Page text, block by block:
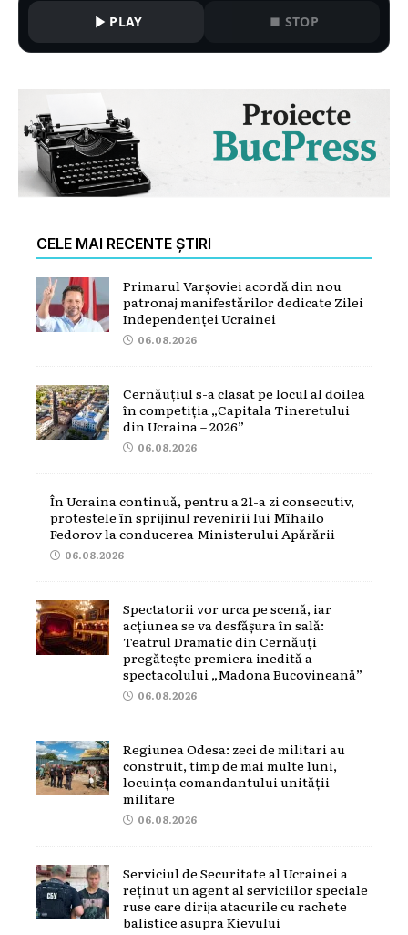
PLAY STOP
CELE MAI RECENTE ȘTIRI
Primarul Varșoviei acordă din nou
patronaj manifestărilor dedicate Zilei
Independenței Ucrainei
06.08.2026
Cernăuțiul s-a clasat pe locul al doilea
în competiția „Capitala Tineretului
din Ucraina – 2026”
06.08.2026
În Ucraina continuă, pentru a 21-a zi consecutiv,
protestele în sprijinul revenirii lui Mîhailo
Fedorov la conducerea Ministerului Apărării
06.08.2026
Spectatorii vor urca pe scenă, iar
acțiunea se va desfășura în sală:
Teatrul Dramatic din Cernăuți
pregătește premiera inedită a
spectacolului „Madona Bucovineană”
06.08.2026
Regiunea Odesa: zeci de militari au
construit, timp de mai multe luni,
locuința comandantului unității
militare
06.08.2026
Serviciul de Securitate al Ucrainei a
reținut un agent al serviciilor speciale
ruse care dirija atacurile cu rachete
balistice asupra Kievului